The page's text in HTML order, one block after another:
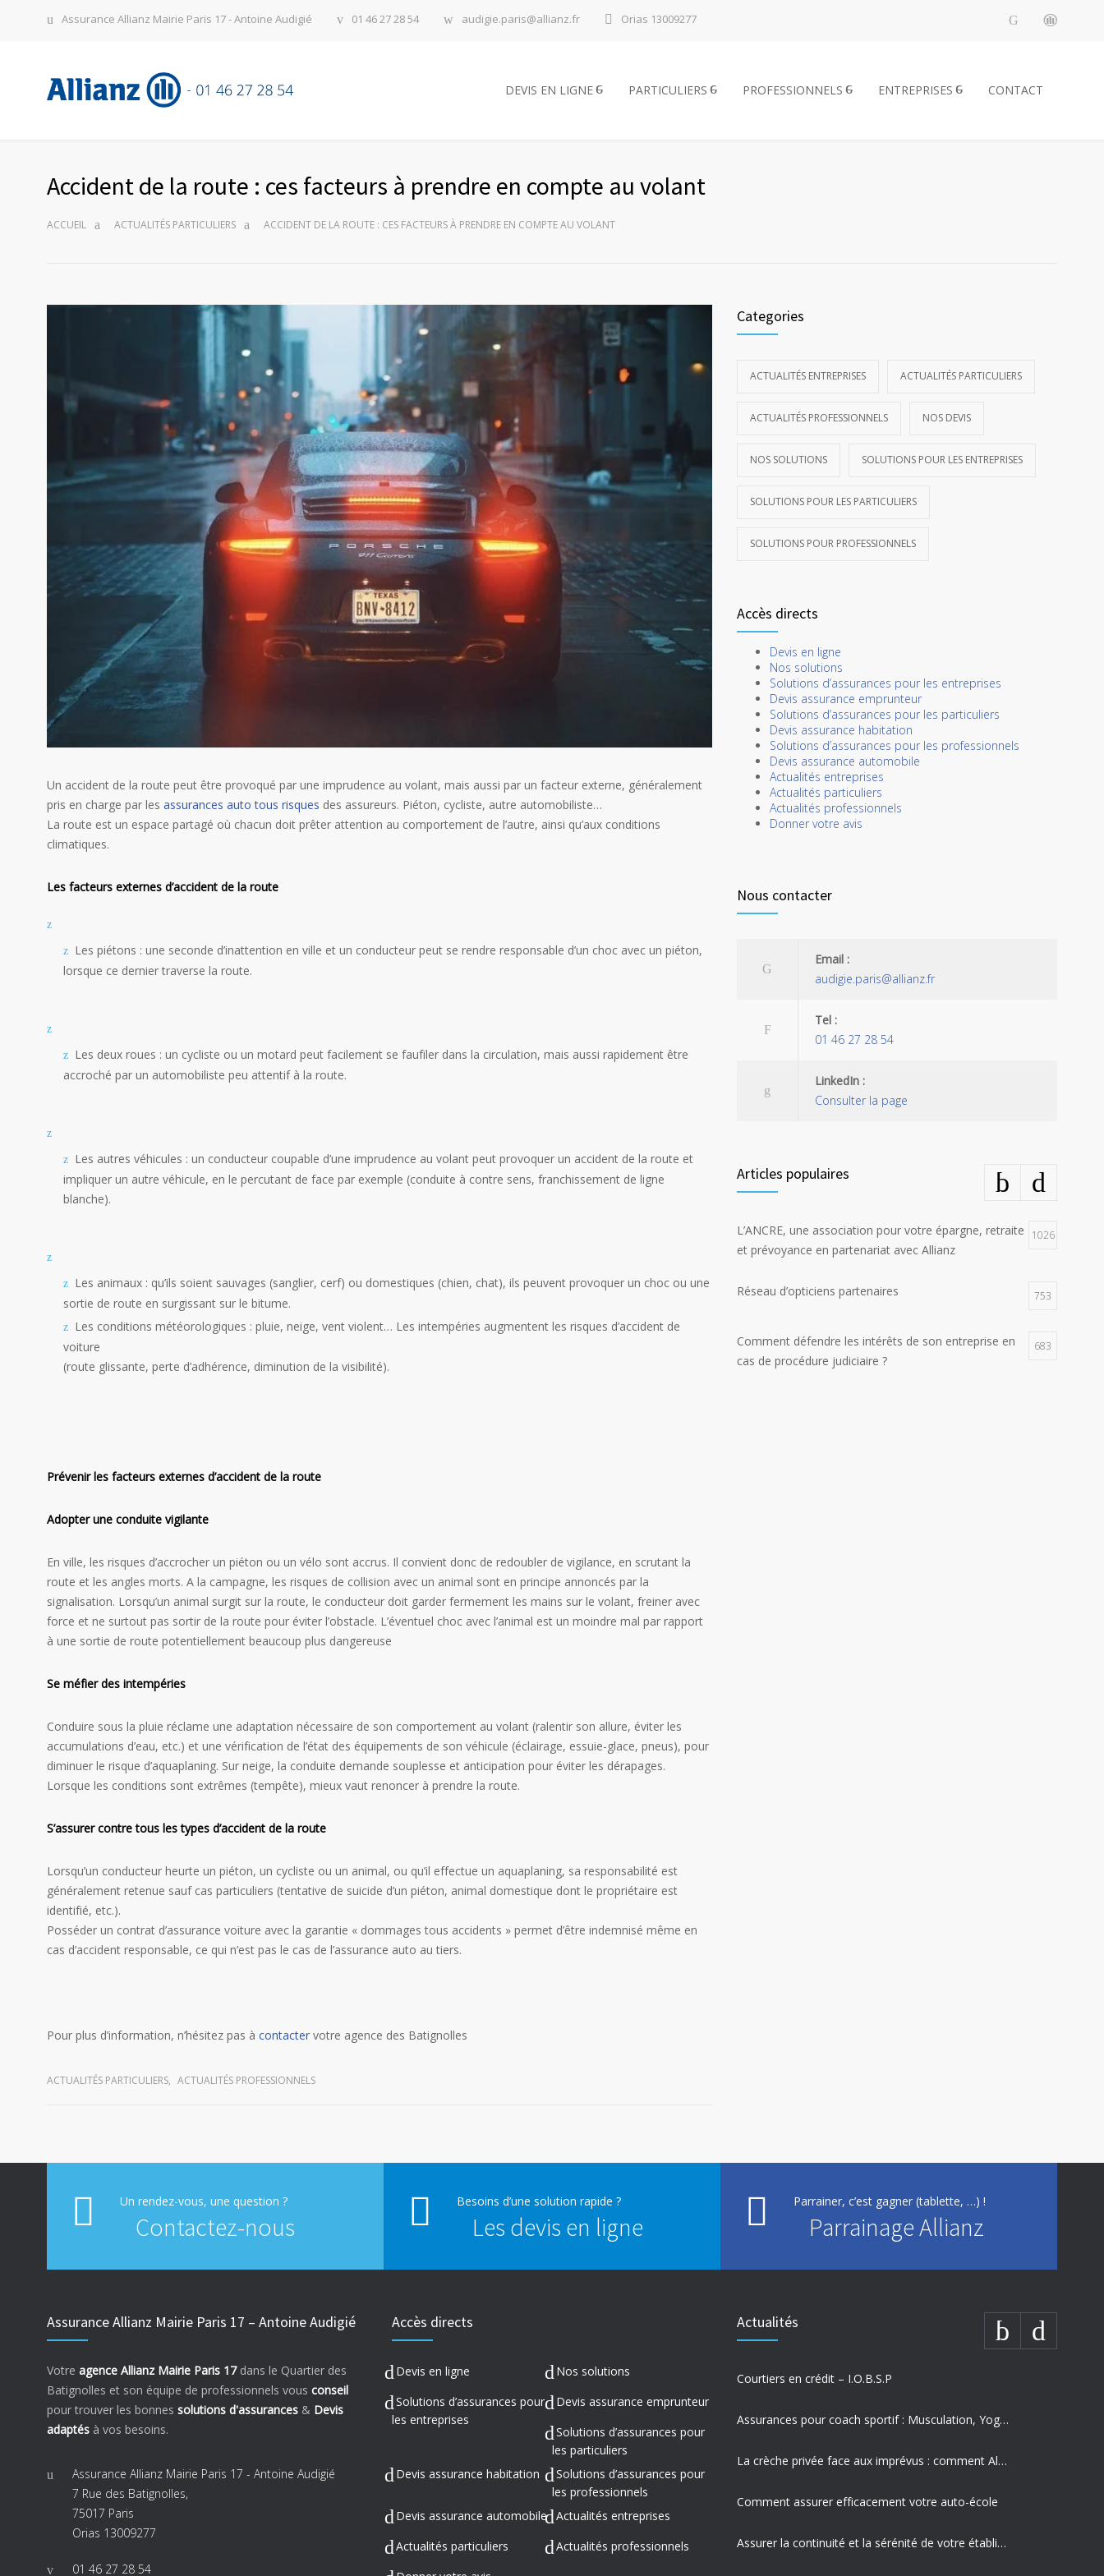
Assurance Allianz Mairie Paris 17 - Antoine Audigié 01 46 27 28 54 audigie.paris@allianz.fr Orias 13009277
DEVIS EN LIGNE PARTICULIERS PROFESSIONNELS ENTREPRISES CONTACT
Accident de la route : ces facteurs à prendre en compte au volant
ACCUEIL ACTUALITÉS PARTICULIERS ACCIDENT DE LA ROUTE : CES FACTEURS À PRENDRE EN COMPTE AU VOLANT
Un accident de la route peut être provoqué par une imprudence au volant, mais aussi par un facteur externe, généralement
pris en charge par les assurances auto tous risques des assureurs. Piéton, cycliste, autre automobiliste…
La route est un espace partagé où chacun doit prêter attention au comportement de l’autre, ainsi qu’aux conditions
climatiques.
Les facteurs externes d’accident de la route
Les piétons : une seconde d’inattention en ville et un conducteur peut se rendre responsable d’un choc avec un piéton,
lorsque ce dernier traverse la route.
Les deux roues : un cycliste ou un motard peut facilement se faufiler dans la circulation, mais aussi rapidement être
accroché par un automobiliste peu attentif à la route.
Les autres véhicules : un conducteur coupable d’une imprudence au volant peut provoquer un accident de la route et
impliquer un autre véhicule, en le percutant de face par exemple (conduite à contre sens, franchissement de ligne
blanche).
Les animaux : qu’ils soient sauvages (sanglier, cerf) ou domestiques (chien, chat), ils peuvent provoquer un choc ou une
sortie de route en surgissant sur le bitume.
Les conditions météorologiques : pluie, neige, vent violent… Les intempéries augmentent les risques d’accident de
voiture
(route glissante, perte d’adhérence, diminution de la visibilité).
Prévenir les facteurs externes d’accident de la route
Adopter une conduite vigilante
En ville, les risques d’accrocher un piéton ou un vélo sont accrus. Il convient donc de redoubler de vigilance, en scrutant la
route et les angles morts. A la campagne, les risques de collision avec un animal sont en principe annoncés par la
signalisation. Lorsqu’un animal surgit sur la route, le conducteur doit garder fermement les mains sur le volant, freiner avec
force et ne surtout pas sortir de la route pour éviter l’obstacle. L’éventuel choc avec l’animal est un moindre mal par rapport
à une sortie de route potentiellement beaucoup plus dangereuse
Se méfier des intempéries
Conduire sous la pluie réclame une adaptation nécessaire de son comportement au volant (ralentir son allure, éviter les
accumulations d’eau, etc.) et une vérification de l’état des équipements de son véhicule (éclairage, essuie-glace, pneus), pour
diminuer le risque d’aquaplaning. Sur neige, la conduite demande souplesse et anticipation pour éviter les dérapages.
Lorsque les conditions sont extrêmes (tempête), mieux vaut renoncer à prendre la route.
S’assurer contre tous les types d’accident de la route
Lorsqu’un conducteur heurte un piéton, un cycliste ou un animal, ou qu’il effectue un aquaplaning, sa responsabilité est
généralement retenue sauf cas particuliers (tentative de suicide d’un piéton, animal domestique dont le propriétaire est
identifié, etc.).
Posséder un contrat d’assurance voiture avec la garantie « dommages tous accidents » permet d’être indemnisé même en
cas d’accident responsable, ce qui n’est pas le cas de l’assurance auto au tiers.
Pour plus d’information, n’hésitez pas à contacter votre agence des Batignolles
ACTUALITÉS PARTICULIERS, ACTUALITÉS PROFESSIONNELS
Categories
ACTUALITÉS ENTREPRISES ACTUALITÉS PARTICULIERS
ACTUALITÉS PROFESSIONNELS NOS DEVIS
NOS SOLUTIONS SOLUTIONS POUR LES ENTREPRISES
SOLUTIONS POUR LES PARTICULIERS
SOLUTIONS POUR PROFESSIONNELS
Accès directs
Devis en ligne
Nos solutions
Solutions d’assurances pour les entreprises
Devis assurance emprunteur
Solutions d’assurances pour les particuliers
Devis assurance habitation
Solutions d’assurances pour les professionnels
Devis assurance automobile
Actualités entreprises
Actualités particuliers
Actualités professionnels
Donner votre avis
Nous contacter
Email :
audigie.paris@allianz.fr
Tel :
01 46 27 28 54
LinkedIn :
Consulter la page
Articles populaires
L’ANCRE, une association pour votre épargne, retraite
et prévoyance en partenariat avec Allianz
1026
Réseau d’opticiens partenaires 753
Comment défendre les intérêts de son entreprise en
cas de procédure judiciaire ?
683
Un rendez-vous, une question ?
Contactez-nous
Besoins d’une solution rapide ?
Les devis en ligne
Parrainer, c’est gagner (tablette, …) !
Parrainage Allianz
Assurance Allianz Mairie Paris 17 – Antoine Audigié
Votre agence Allianz Mairie Paris 17dans le Quartier des
Batignolles et son équipe de professionnels vous conseil
pour trouver les bonnes solutions d'assurances & Devis
adaptés à vos besoins.
Assurance Allianz Mairie Paris 17 - Antoine Audigié
7 Rue des Batignolles,
75017 Paris
Orias 13009277
01 46 27 28 54
Accès directs
Devis en ligne
Nos solutions
Solutions d’assurances pour
les entreprises
Devis assurance emprunteur
Solutions d’assurances pour
les particuliers
Devis assurance habitation
Solutions d’assurances pour
les professionnels
Devis assurance automobile Actualités entreprises
Actualités particuliers
Actualités professionnels
Actualités
Courtiers en crédit – I.O.B.S.P
Assurances pour coach sportif : Musculation, Yoga et Équitation
La crèche privée face aux imprévus : comment Allianz protège vos missions les plus précieuses
Comment assurer efficacement votre auto-école
Assurer la continuité et la sérénité de votre établissement privé